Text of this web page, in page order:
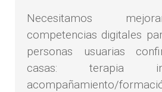
Necesitamos
competencias digitales
personas usuarias
casas: terapia
acompañamiento/